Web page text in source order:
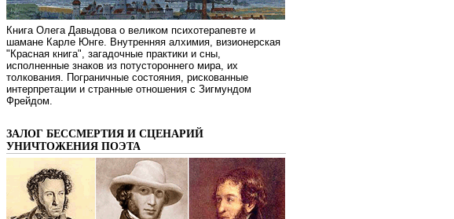
Книга Олега Давыдова о великом психотерапевте и
шамане Карле Юнге. Внутренняя алхимия, визионерская
"Красная книга", загадочные практики и сны,
исполненные знаков из потустороннего мира, их
толкования. Пограничные состояния, рискованные
интерпретации и странные отношения с Зигмундом
Фрейдом.
ЗАЛОГ БЕССМЕРТИЯ И СЦЕНАРИЙ
УНИЧТОЖЕНИЯ ПОЭТА